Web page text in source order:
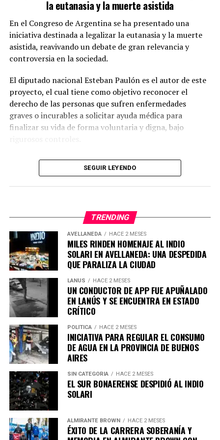
¿Cómo se limitará el uso de agua
potable?
La propuesta incluye laadopción de tecnologías
modernas que reduzcan el consumo de agua en
actividades de limpieza y mantenimiento.
Según
Galmarini, existen herramientas que permiten realizar
las mismas funciones con un uso de agua
significativamente menor que los métodos
convencionales.
utilicen agua de pozo o industrial en lugar de agua
La medida también aplicará a los consorcios
Asimismo, la iniciativa prevé que los comercios y
servicios con alto consumo de agua adopten
para reutilizar el agua utilizada en sus procesos de
lavado.
la eutanasia y la muerte asistida
En el Congreso de Argentina se ha presentado una
iniciativa destinada a legalizar la eutanasia y la muerte
asistida, reavivando un debate de gran relevancia y
controversia en la sociedad.
El diputado nacional Esteban Paulón es el autor de este
proyecto, el cual tiene como objetivo reconocer el
derecho de las personas que sufren enfermedades
graves o incurables a solicitar ayuda médica para
finalizar su vida de forma voluntaria y digna, bajo
Detalles del proyecto sobre eutanasia y
muerte asistida
Primero, la eutanasia, que consiste en la administración
de una sustancia letal por parte de un profesional de la
salud, a solicitud del paciente.
En segundo lugar, la muerte asistida voluntaria, donde la
persona se autoadministra el medicamento recetado
por un médico.
El proyecto establece que ambos métodos deberán
contar con cobertura obligatoria en hospitales públicos,
así como en obras sociales y empresas de medicina
prepaga.
Requisitos para acceder a estos
procedimientos
De acuerdo con la propuesta, podrán solicitar el
SEGUIR LEYENDO
TRENDING
AVELLANEDA HACE 2 MESES
MILES RINDEN HOMENAJE AL INDIO
SOLARI EN AVELLANEDA: UNA DESPEDIDA
QUE PARALIZA LA CIUDAD
LANUS HACE 2 MESES
UN CONDUCTOR DE APP FUE APUÑALADO
EN LANÚS Y SE ENCUENTRA EN ESTADO
CRÍTICO
POLÍTICA HACE 2 MESES
INICIATIVA PARA REGULAR EL CONSUMO
DE AGUA EN LA PROVINCIA DE BUENOS
AIRES
SIN CATEGORIA HACE 2 MESES
EL SUR BONAERENSE DESPIDIÓ AL INDIO
SOLARI
ALMIRANTE BROWN HACE 2 MESES
ÉXITO DE LA CARRERA SOBERANÍA Y